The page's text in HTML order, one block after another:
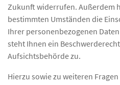
Zukunft widerrufen. Außerdem
bestimmten Umständen die
Ihrer personenbezogenen
steht Ihnen ein
Aufsichtsbehörde zu.
Hierzu sowie zu weiteren